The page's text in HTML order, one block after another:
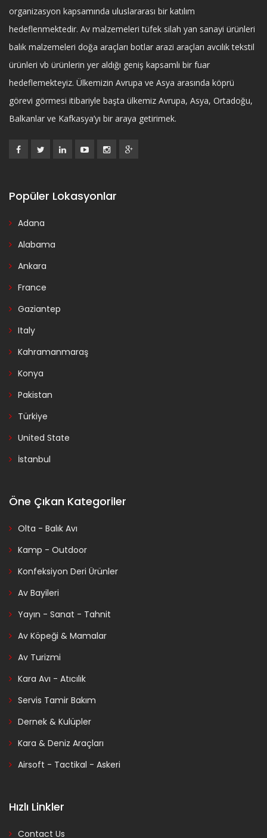
organizasyon kapsamında uluslararası bir katılım
hedeflenmektedir. Av malzemeleri tüfek silah yan sanayi ürünleri
balık malzemeleri doğa araçları botlar arazi araçları avcılık tekstil
ürünleri vb ürünlerin yer aldığı geniş kapsamlı bir fuar
hedeflemekteyiz. Ülkemizin Avrupa ve Asya arasında köprü
görevi görmesi itibariyle başta ülkemiz Avrupa, Asya, Ortadoğu,
Balkanlar ve Kafkasya’yı bir araya getirimek.
Popüler Lokasyonlar
Adana
Alabama
Ankara
France
Gaziantep
Italy
Kahramanmaraş
Konya
Pakistan
Türkiye
United State
İstanbul
Öne Çıkan Kategoriler
Olta - Balık Avı
Kamp - Outdoor
Konfeksiyon Deri Ürünler
Av Bayileri
Yayın - Sanat - Tahnit
Av Köpeği & Mamalar
Av Turizmi
Kara Avı - Atıcılık
Servis Tamir Bakım
Dernek & Kulüpler
Kara & Deniz Araçları
Airsoft - Tactikal - Askeri
Hızlı Linkler
Contact Us